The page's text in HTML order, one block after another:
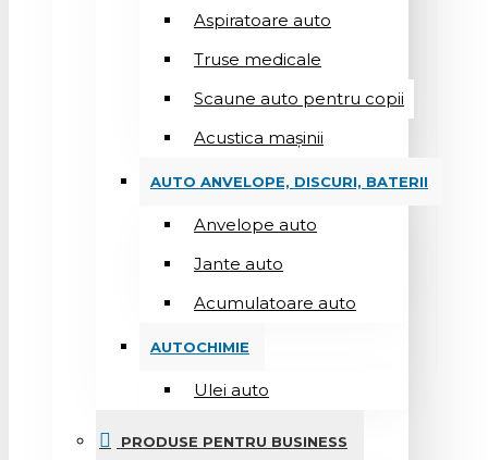
Aspiratoare auto
Truse medicale
Scaune auto pentru copii
Acustica mașinii
AUTO ANVELOPE, DISCURI, BATERII
Anvelope auto
Jante auto
Acumulatoare auto
AUTOCHIMIE
Ulei auto
PRODUSE PENTRU BUSINESS